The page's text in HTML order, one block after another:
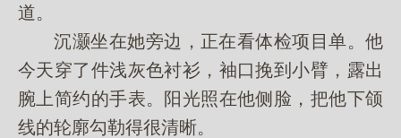
道。
沉灏坐在她旁边，正在看体检项目单。他
今天穿了件浅灰色衬衫，袖口挽到小臂，露出
腕上简约的手表。阳光照在他侧脸，把他下颌
线的轮廓勾勒得很清晰。